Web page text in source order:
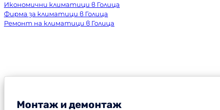
Икономични климатици в Голица
Фирма за климатици в Голица
Ремонт на климатици в Голица
Монтаж и демонтаж